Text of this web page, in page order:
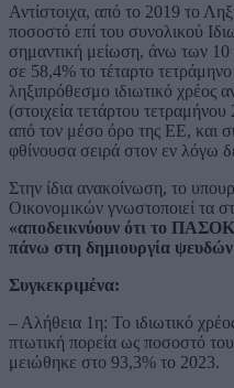
Αντίστοιχα, από το 2019 το
ποσοστό επί του συνολικού
σημαντική μείωση, άνω των 10
σε 58,4% το τέταρτο
ληξιπρόθεσμο ιδιωτικό χρέος
(στοιχεία τετάρτου
από τον μέσο όρο της ΕΕ, και
φθίνουσα σειρά στον εν λόγω
Στην ίδια ανακοίνωση, το
Οικονομικών γνωστοποιεί τα
«αποδεικνύουν ότι το ΠΑΣΟΚ
πάνω στη δημιουργία
Συγκεκριμένα:
– Αλήθεια 1η: Το ιδιωτικό
πτωτική πορεία ως ποσοστό
μειώθηκε στο 93,3% το 2023.